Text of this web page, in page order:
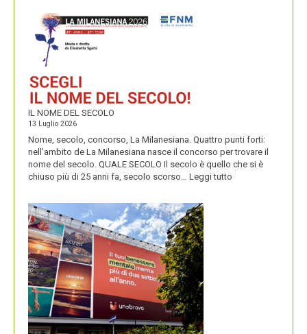
E
IL NOME DEL SECOLO
13 Luglio 2026
Nome, secolo, concorso, La Milanesiana. Quattro punti forti:
nell’ambito de La Milanesiana nasce il concorso per trovare il
nome del secolo. QUALE SECOLO Il secolo è quello che si è
chiuso più di 25 anni fa, secolo scorso… Leggi tutto